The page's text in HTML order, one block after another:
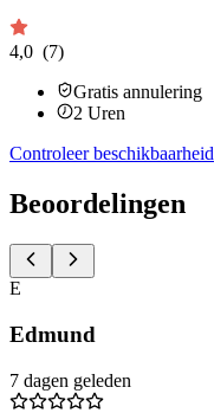
4,0 (7)
Gratis annulering
2 Uren
Controleer beschikbaarheid
Beoordelingen
E
Edmund
7 dagen geleden